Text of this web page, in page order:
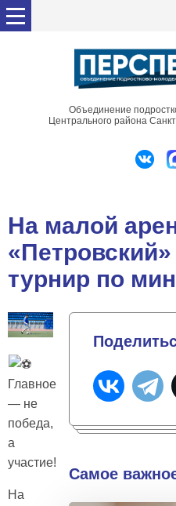
Объединение
Центрального района
На малой
турнир по
Главное
— не
победа,
а
участие!
На
Самое